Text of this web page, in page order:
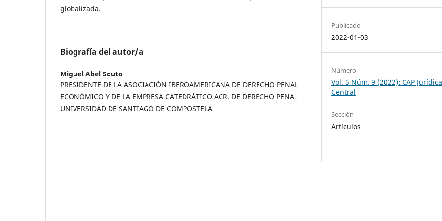
globalizada.
Biografía del autor/a
Miguel Abel Souto
PRESIDENTE DE LA ASOCIACIÓN IBEROAMERICANA DE DERECHO PENAL
ECONÓMICO Y DE LA EMPRESA CATEDRÁTICO ACR. DE DERECHO PENAL
UNIVERSIDAD DE SANTIAGO DE COMPOSTELA
Publicado
2022-01-03
Número
Vol. 5 Núm. 9 (2022): CAP Jurídica
Central
Sección
Artículos